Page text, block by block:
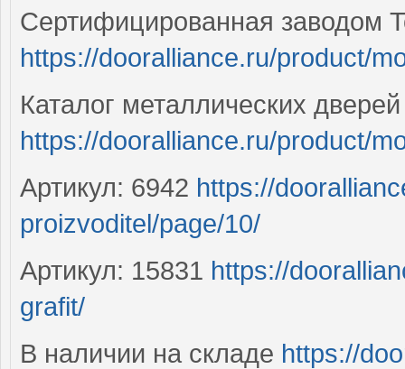
Сертифицированная заводом
https://dooralliance.ru/product/
Каталог металлических
https://dooralliance.ru/product/
Артикул: 6942 https://
proizvoditel/page/10/
Артикул: 15831 https://
grafit/
В наличии на складе https://